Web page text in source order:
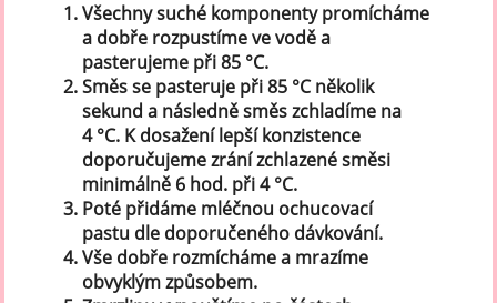
Všechny suché komponenty promícháme
a dobře rozpustíme ve vodě a
pasterujeme při 85 °C.
Směs se pasteruje při 85 °C několik
sekund a následně směs zchladíme na
4 °C. K dosažení lepší konzistence
doporučujeme zrání zchlazené směsi
minimálně 6 hod. při 4 °C.
Poté přidáme mléčnou ochucovací
pastu dle doporučeného dávkování.
Vše dobře rozmícháme a mrazíme
obvyklým způsobem.